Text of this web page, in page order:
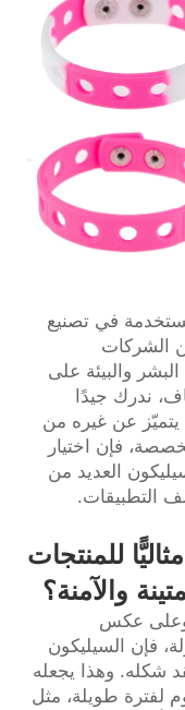
في تصنيع
الشركات
والبيئة على
ندرك جيدًا
يتميّز عن غيره من
فإن اختيار
العديد من
التطبيقات.
للمنتجات
والآمنة؟
وعلى عكس
فإن السيليكون
شكله. وهذا يجعله
لفترة طويلة، مثل